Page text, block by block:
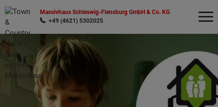
Massivhaus Schleswig-Flensburg GmbH & Co. KG
+49 (4621) 5302025
Wonach möchten Sie suchen?